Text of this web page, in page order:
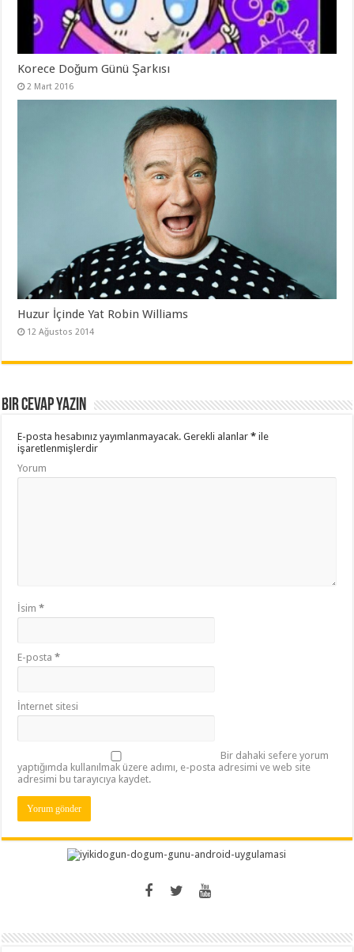
Korece Doğum Günü Şarkısı
2 Mart 2016
Huzur İçinde Yat Robin Williams
12 Ağustos 2014
Bir cevap yazın
E-posta hesabınız yayımlanmayacak. Gerekli alanlar* ile
işaretlenmişlerdir
Yorum
İsim*
E-posta*
İnternet sitesi
Bir dahaki sefere yorum
yaptığımda kullanılmak üzere adımı, e-posta adresimi ve web site
adresimi bu tarayıcıya kaydet.